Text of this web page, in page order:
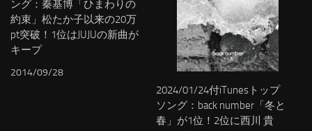
ング：秦基博「ひまわりの
約束」松たか子以来の20万
pt突破！1位はJUJUの新曲が
キープ
2014/09/28
2024/01/24付iTunesトップ
ソング：back number「冬と
春」が1位！2位に西川 貴